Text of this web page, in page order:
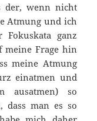
der, wenn nicht
Atmung und ich
Fokuskata ganz
meine Frage hin
meine Atmung
einatmen und
ausatmen) so
dass man es so